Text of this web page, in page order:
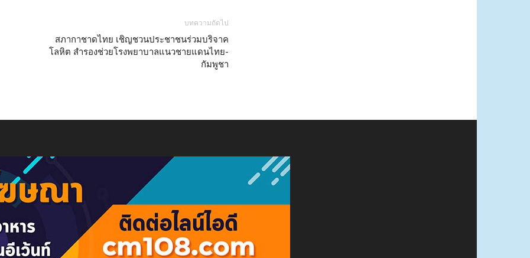
บทความถัดไป
สภากาชาดไทย เชิญชวนประชาชนร่วมบริจาค
โลหิต สำรองช่วยโรงพยาบาลแนวชายแดนไทย-
กัมพูชา